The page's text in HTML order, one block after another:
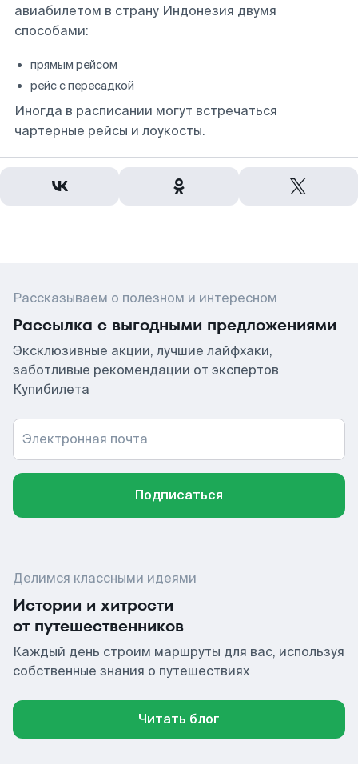
авиабилетом в страну Индонезия двумя
способами:
прямым рейсом
рейс с пересадкой
Иногда в расписании могут встречаться
чартерные рейсы и лоукосты.
Рассказываем о полезном и интересном
Рассылка с выгодными предложениями
Эксклюзивные акции, лучшие лайфхаки,
заботливые рекомендации от экспертов
Купибилета
Электронная почта
Подписаться
Делимся классными идеями
Истории и хитрости
от путешественников
Каждый день строим маршруты для вас, используя
собственные знания о путешествиях
Читать блог